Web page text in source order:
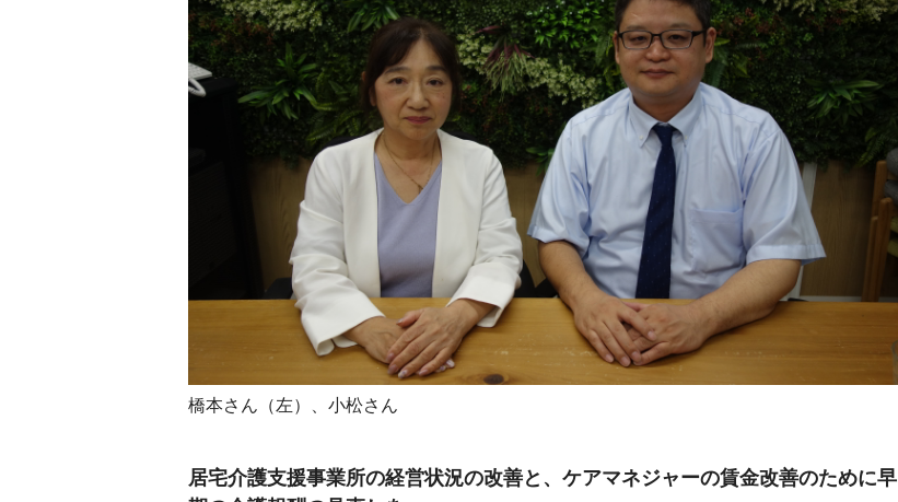
橋本さん（左）、小松さん
居宅介護支援事業所の経営状況の改善と、ケアマネジャーの賃金改善のために早